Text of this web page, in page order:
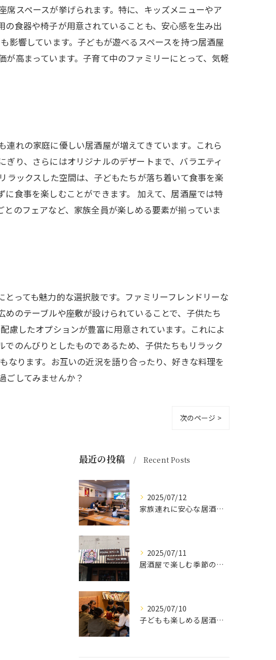
スペースが挙げられます。特に、キッズメニューやア
食器や椅子が用意されていることも、安心感を生み出
影響しています。子どもが遊べるスペースを持つ居酒屋
高まっています。子育て中のファミリーにとって、気軽
れの家庭に優しい居酒屋が増えてきています。これら
り、さらにはオリジナルのデザートまで、バラエティ
ラックスした空間は、子どもたちが落ち着いて食事を楽
食事を楽しむことができます。 加えて、居酒屋では特
のフェアなど、家族全員が楽しめる要素が揃っていま
っても魅力的な選択肢です。ファミリーフレンドリーな
のテーブルや座敷が設けられていることで、子供たち
慮したオプションが豊富に用意されています。これによ
のんびりとしたものであるため、子供たちもリラック
なります。お互いの近況を語り合ったり、好きな料理を
ごしてみませんか？
次のページ >
最近の投稿 Recent Posts
2025/07/12
家族連れに安心な居酒屋体験
2025/07/11
居酒屋で楽しむ季節の味覚と生中継スポーツ観戦
2025/07/10
子どもも楽しめる居酒屋の魅力